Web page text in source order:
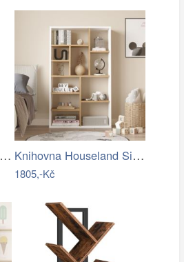
Knihovna Houseland Piri dub přírodní… Knihovna Houseland Sia dub Castello/bílá
1805,-Kč